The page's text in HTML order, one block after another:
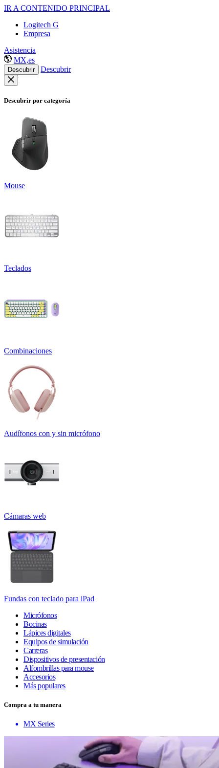
IR A CONTENIDO PRINCIPAL
Logitech G
Empresa
Asistencia
MX,es
Descubrir Descubrir
Descubrir por categoría
Mouse
Teclados
Combinaciones
Audífonos con y sin micrófono
Cámaras web
Fundas con teclado para iPad
Micrófonos
Bocinas
Lápices digitales
Equipos de simulación
Carreras
Dispositivos de presentación
Alfombrillas para mouse
Accesorios
Más populares
Compra a tu manera
MX Series